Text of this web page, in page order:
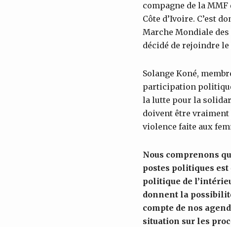
compagne de la
Côte d’Ivoire. C’est
Marche Mondiale des
décidé de rejoindre
Solange Koné,
participation
la lutte pour la
doivent être
violence faite aux
Nous comprenons
postes politiques
politique de
donnent la
compte de nos
situation sur les